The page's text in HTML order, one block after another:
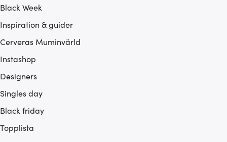
Black Week
Inspiration & guider
Cerveras Muminvärld
Instashop
Designers
Singles day
Black friday
Topplista